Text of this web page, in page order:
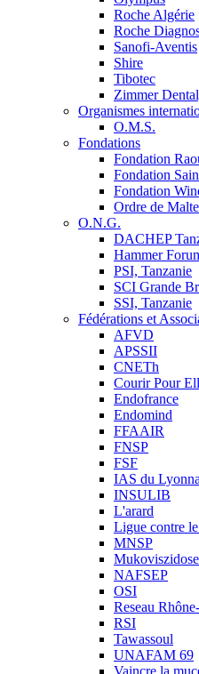
Roche Algérie
Roche
Sanofi-Aventis
Shire
Tibotec
Zimmer
Organismes
O.M.S.
Fondations
Fondation
Fondation
Fondation
Ordre de
O.N.G.
DACHEP
Hammer
PSI, Tanzanie
SCI Grande
SSI, Tanzanie
Fédérations et
AFVD
APSSII
CNETh
Courir Pour
Endofrance
Endomind
FFAAIR
FNSP
FSF
IAS du
INSULIB
L'arard
Ligue contre
MNSP
NAFSEP
OSI
Reseau
RSI
Tawassoul
UNAFAM 69
Vaincre la